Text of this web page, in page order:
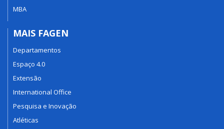
MBA
MAIS FAGEN
Departamentos
Espaço 4.0
Extensão
International Office
Pesquisa e Inovação
Atléticas